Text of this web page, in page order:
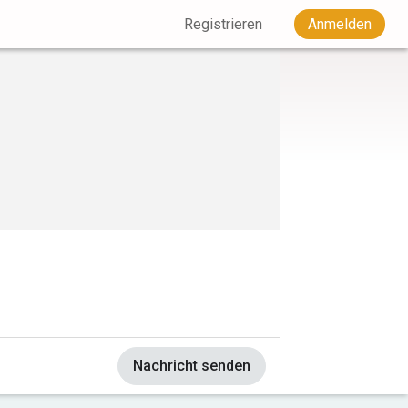
Registrieren Anmelden
Nachricht senden